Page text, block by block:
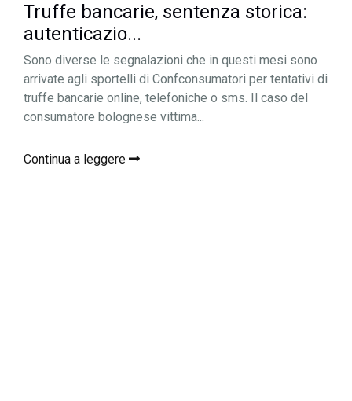
Truffe bancarie, sentenza storica:
autenticazio...
Sono diverse le segnalazioni che in questi mesi sono
arrivate agli sportelli di Confconsumatori per tentativi di
truffe bancarie online, telefoniche o sms. Il caso del
consumatore bolognese vittima...
Continua a leggere